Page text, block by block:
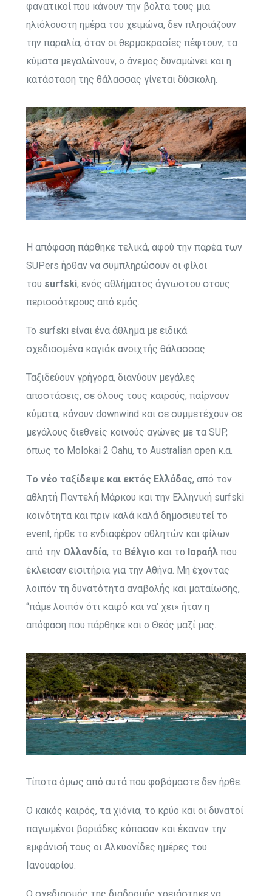
φανατικοί που κάνουν την βόλτα τους μια
ηλιόλουστη ημέρα του χειμώνα, δεν πλησιάζουν
την παραλία, όταν οι θερμοκρασίες πέφτουν, τα
κύματα μεγαλώνουν, ο άνεμος δυναμώνει και η
κατάσταση της θάλασσας γίνεται δύσκολη.
Η απόφαση πάρθηκε τελικά, αφού την παρέα των
SUPers ήρθαν να συμπληρώσουν οι φίλοι
του surfski, ενός αθλήματος άγνωστου στους
περισσότερους από εμάς.
Το surfski είναι ένα άθλημα με ειδικά
σχεδιασμένα καγιάκ ανοιχτής θάλασσας.
Ταξιδεύουν γρήγορα, διανύουν μεγάλες
αποστάσεις, σε όλους τους καιρούς, παίρνουν
κύματα, κάνουν downwind και σε συμμετέχουν σε
μεγάλους διεθνείς κοινούς αγώνες με τα SUP,
όπως το Molokai 2 Oahu, το Australian open κ.α.
Το νέο ταξίδεψε και εκτός Ελλάδας, από τον
αθλητή Παντελή Μάρκου και την Ελληνική surfski
κοινότητα και πριν καλά καλά δημοσιευτεί το
event, ήρθε το ενδιαφέρον αθλητών και φίλων
από την Ολλανδία, το Βέλγιο και το Ισραήλπου
έκλεισαν εισιτήρια για την Αθήνα. Μη έχοντας
λοιπόν τη δυνατότητα αναβολής και ματαίωσης,
“πάμε λοιπόν ότι καιρό και να’ χει» ήταν η
απόφαση που πάρθηκε και ο Θεός μαζί μας.
Τίποτα όμως από αυτά που φοβόμαστε δεν ήρθε.
Ο κακός καιρός, τα χιόνια, το κρύο και οι δυνατοί
παγωμένοι βοριάδες κόπασαν και έκαναν την
εμφάνισή τους οι Αλκυονίδες ημέρες του
Ιανουαρίου.